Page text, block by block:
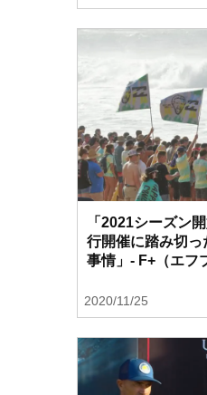
「2021シーズン
行開催に踏み切
事情」- F+（エフ
2020/11/25